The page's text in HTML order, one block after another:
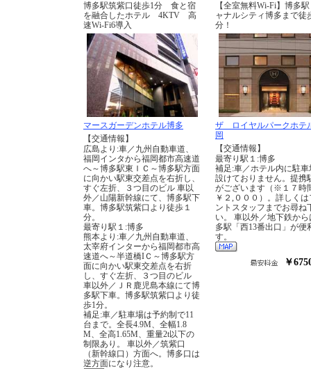
博多駅筑紫口徒歩1分 食と宿
を融合したホテル 4KTV 高
速Wi-Fi6導入
マースガーデンホテル博多
【交通情報】
広島より:車／九州自動車道、
福岡インタから福岡都市高速道
へ～博多駅東ＩＣ～博多駅方面
に向かい駅東交差点を右折し、
すぐ左折、３つ目のビル 車以
外／山陽新幹線にて、博多駅下
車。博多駅筑紫口より徒歩１
分。
最寄り駅１:博多
熊本より:車／九州自動車道、
太宰府インターから福岡都市高
速道へ～半道橋IＣ～博多駅方
面に向かい駅東交差点を右折
し、すぐ左折、３つ目のビル
車以外／ＪＲ鹿児島本線にて博
多駅下車。博多駅筑紫口より徒
歩1分。
補足:車／駐車場は予約制で11
台まで。全長4.9M、全幅1.8
M、全高1.65M、重量2t以下の
制限あり。 車以外／筑紫口
（新幹線口）方面へ。博多口は
逆方面になり注意。
【全室無料Wi-Fi】博多
ャナルシティ博多まで徒
分！
ザ ロイヤルパークホ
岡
【交通情報】
最寄り駅１:博多
補足:車／ホテル内に駐車
設けておりません。提携
がございます（※１７時
￥２,０００）。詳しくは
ントスタッフまでお尋ね
い。 車以外／地下鉄から
多駅「西13番出口」が便
す。
￥